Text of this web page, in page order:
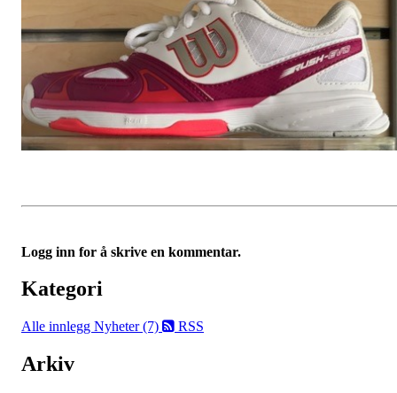
Logg inn for å skrive en kommentar.
Kategori
Alle innlegg Nyheter (7) RSS
Arkiv